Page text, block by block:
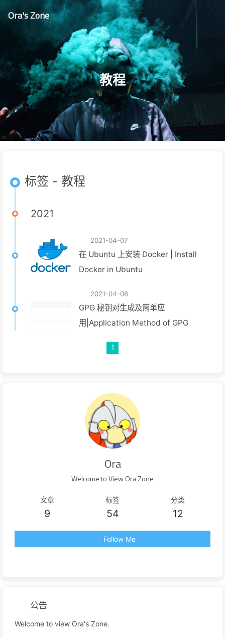
Ora's Zone
教程
标签 - 教程
2021
2021-04-07
在 Ubuntu 上安装 Docker | Install
Docker in Ubuntu
2021-04-06
GPG 秘钥对生成及简单应
用|Application Method of GPG
1
Ora
Welcome to View Ora Zone
文章
9
标签
54
分类
12
Follow Me
公告
Welcome to view Ora's Zone.